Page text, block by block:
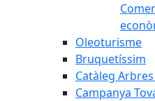
Oleoturisme
Bruquetíssim
Catàleg
Campanya